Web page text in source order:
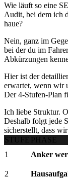
Wie läuft so eine
Audit, bei dem ich
haue?
Nein, ganz im
bei der du im
Abkürzungen
Hier ist der
erwartet, wenn wir
Der 4-Stufen-Plan
Ich liebe Struktur.
Deshalb folgt jede
sicherstellt, dass
STUFE
PHASE
1
Anker
2